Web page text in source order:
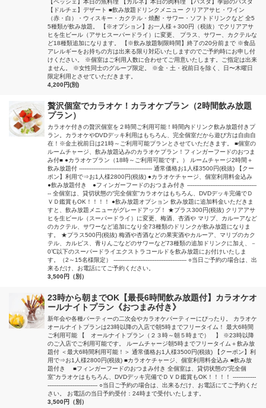
【ペッシェ】本日の魚料理 【カルネ】本日の肉料理 【パスタ】季節のパスタ
【ドルチェ】デザート ■飲み放題ドリンクメニュー クリアアサヒ・ワイン
（赤・白）・ウィスキー・カクテル・焼酎・サワー・ソフトドリンクなど 全5
5種類が飲み放題。 【※オプション】お一人様＋300円（税抜）でクリアアサ
ヒを生ビール（アサヒスーパードライ）に変更、 プラス、サワー、カクテルな
ど18種類追加になります。 【※飲み放題制限時間】終了の20分前まで ※食品
アレルギーをお持ちの方は出来る限り対応いたしますのでご予約時にお申し付
けください。 ※個室はご利用人数に合わせてご用意いたします。ご指定は出来
ません。 ※女性同士のグループ限定。 ※金・土・祝前日を除く、日〜木曜日
限定利用とさせていただきます。
4,200円(別)
贅沢個室でカラオケ！カラオケプラン（2時間飲み放題
プラン）
カラオケ付きの贅沢個室を２時間ご利用可能！時間内ドリンク飲み放題付きプ
ラン。カラオケやDVDデッキ利用はもちろん、完全個室だから遊び方は自由自
在！※金土祝前日は21時～ご利用可能プランとさせていただきます。 ■個室の
ルームチャージ、飲み放題込みのカラオケプラン！フィンガーフードのおつま
み付■ ●カラオケプラン（18時～ご利用可能です。） ルームチャージ2時間＋
飲み放題付 ----------------------------------------- 通常価格お1人様3500円(税抜) 【クー
ポン】利用で⇒お1人様2800円(税抜) ●カラオケチャージ、個室利用料金込み
●飲み放題付き ●フィンガーフードのおつまみ付き ---------------------------------------
-- 全個室は、貸切状態の“完全個室”カラオケはもちろん、DVDデッキ完備でＤ
ＶＤ鑑賞もOK！！！！ ●飲み放題オプション 飲み放題に追加料金いただきま
すと、飲み放題メニューがグレードアップ！ ★プラス300円(税抜) クリアアサ
ヒを生ビール（スーパードライ）に変更、梅酒、杏酒や マリブ、カルーアなど
のカクテル、サワーなど追加になり全73種類のドリンクが飲み放題になりま
す。 ★プラス500円(税抜) 梅酒や杏酒などの果実酒やカルーア、マリブのカク
テル、カルピス、青りんごなどのサワーなど73種類の追加ドリンクに加え、－
0℃以下のスーパードライエクストラコールドを飲み放題にお付けいたしま
す。（2～15名様限定） ----------------------------------------- ○当日ご予約の場合は、出
来るだけ、お電話にてご予約ください。
3,500円（別）
23時から朝までOK【最長6時間飲み放題付】カラオケオ
ールナイトプラン《おつまみ付き》
新年会や各種パーティーの二次会やカラオケパーティーにぴったり。 カラオケ
オールナイトプランは23時以降の入店で朝5時までフリータイム！ 最大6時間
ご利用可能 【 オールナイトプラン（２３時～朝５時まで） 】 ※23時以降
のご入店でご利用可能です。 ルームチャージ朝5時までフリータイム＋飲み放
題付 ＜最大6時間利用可能！＞ 通常価格お1人様3500円(税抜) 【クーポン】利
用で⇒お1人様2800円(税抜) ■カラオケチャージ、個室利用料金込み ■飲み放
題付き ■フィンガーフードのおつまみ付き 全個室は、貸切状態の“完全個
室”カラオケはもちろん、DVDデッキ完備でＤＶＤ鑑賞もOK！！！！ -------------
---------------------------- ○当日ご予約の場合は、出来るだけ、お電話にてご予約くだ
さい。 お電話の当日予約受付：24時まで受付いたします。
3,500円（別）